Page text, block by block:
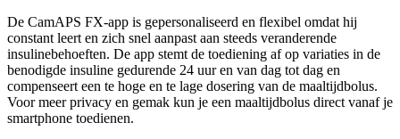
De CamAPS FX-app is gepersonaliseerd en flexibel omdat hij
constant leert en zich snel aanpast aan steeds veranderende
insulinebehoeften. De app stemt de toediening af op variaties in de
benodigde insuline gedurende 24 uur en van dag tot dag en
compenseert een te hoge en te lage dosering van de maaltijdbolus.
Voor meer privacy en gemak kun je een maaltijdbolus direct vanaf je
smartphone toedienen.